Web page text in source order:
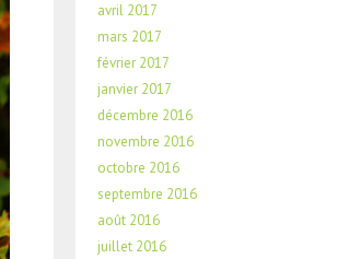
avril 2017
mars 2017
février 2017
janvier 2017
décembre 2016
novembre 2016
octobre 2016
septembre 2016
août 2016
juillet 2016